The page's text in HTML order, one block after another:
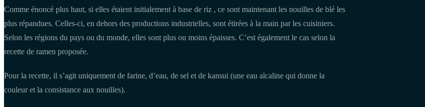
Comme énoncé plus haut, si elles étaient initialement à base de riz , ce sont maintenant les nouilles de blé les
plus répandues. Celles-ci, en dehors des productions industrielles, sont étirées à la main par les cuisiniers.
Selon les régions du pays ou du monde, elles sont plus ou moins épaisses. C’est également le cas selon la
recette de ramen proposée.
Pour la recette, il s’agit uniquement de farine, d’eau, de sel et de kansui (une eau alcaline qui donne la
couleur et la consistance aux nouilles).